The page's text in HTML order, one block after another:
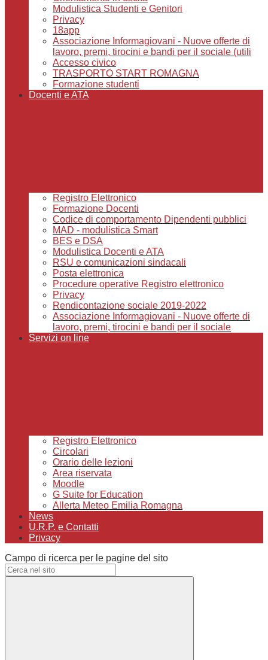
Modulistica Studenti e Genitori
Privacy
18app
Associazione Informagiovani - Nuove offerte di
lavoro, premi, tirocini e bandi per il sociale (utili
Accesso civico
TRASPORTO START ROMAGNA
Formazione studenti
Docenti e ATA
Registro Elettronico
Formazione Docenti
Codice di comportamento Dipendenti pubblici
MAD - modulistica Smart
BES e DSA
Modulistica Docenti e ATA
RSU e comunicazioni sindacali
Posta elettronica
Procedure operative Registro elettronico
Privacy
Rendicontazione sociale 2019-2022
Associazione Informagiovani - Nuove offerte di
lavoro, premi, tirocini e bandi per il sociale
Servizi on line
Registro Elettronico
Circolari
Orario delle lezioni
Area riservata
Moodle
G Suite for Education
Allerta Meteo Emilia Romagna
News
U.R.P. e Contatti
Privacy
Campo di ricerca per le pagine del sito